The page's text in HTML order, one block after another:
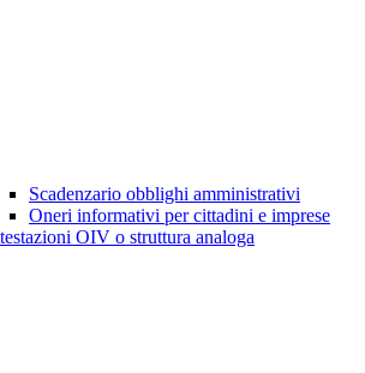
Scadenzario obblighi amministrativi
Oneri informativi per cittadini e imprese
OIV o struttura analoga